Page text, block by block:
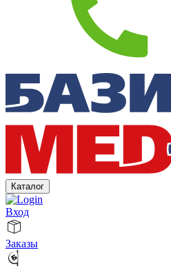
Каталог
Вход
Заказы